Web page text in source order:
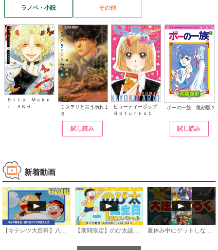
ラノベ・小説 その他
Ｂｉｔｅ Ｍａｋｅ
ｒ ＡＫ６
ミステリと言う勿れ１
６
試し読み
ビューティーポップ
Ｒｅｔｕｒｎｓ１
ポーの一族 復刻版１
試し読み
新着動画
【キテレツ大百科】八月のある日、迷い子クジラが空とんだ《公式》 【期間限定】のび太誕生日1時間スペシャル《ドラえもん公式》 夏休み中にゲットしないと損をする コロコロコミック9月号大注目ふろく3選